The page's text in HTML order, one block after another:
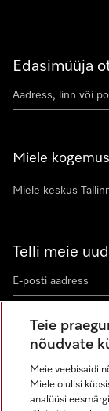
Edasimüüja
Miele
Miele keskus
Telli meie
Miele Instagramis
Miele
Teie
nõudvate
Meie veebisaidi
Miele olulisi
analüüsi